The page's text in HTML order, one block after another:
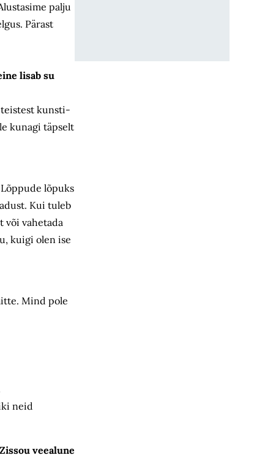
palju
Pärast
lisab su
teistest kunsti-
kunagi täpselt
lõpuks
Kui tuleb
või vahetada
kuigi olen ise
Mind pole
neid
veealune